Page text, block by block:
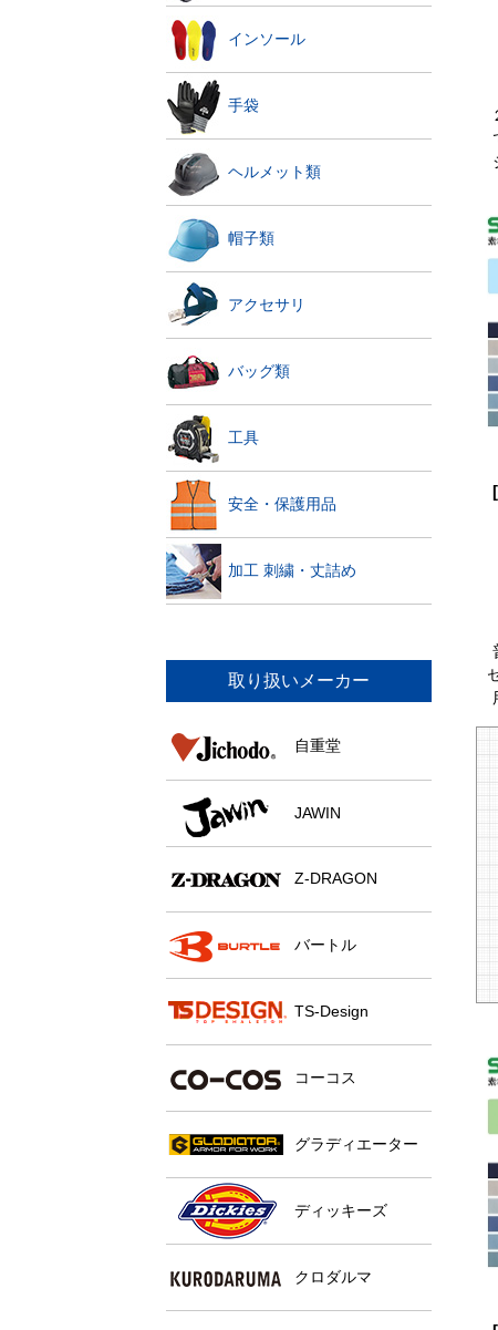
インソール
手袋
ヘルメット類
帽子類
アクセサリ
バッグ類
工具
安全・保護用品
加工 刺繍・丈詰め
取り扱いメーカー
自重堂
JAWIN
Z-DRAGON
バートル
TS-Design
コーコス
グラディエーター
ディッキーズ
クロダルマ